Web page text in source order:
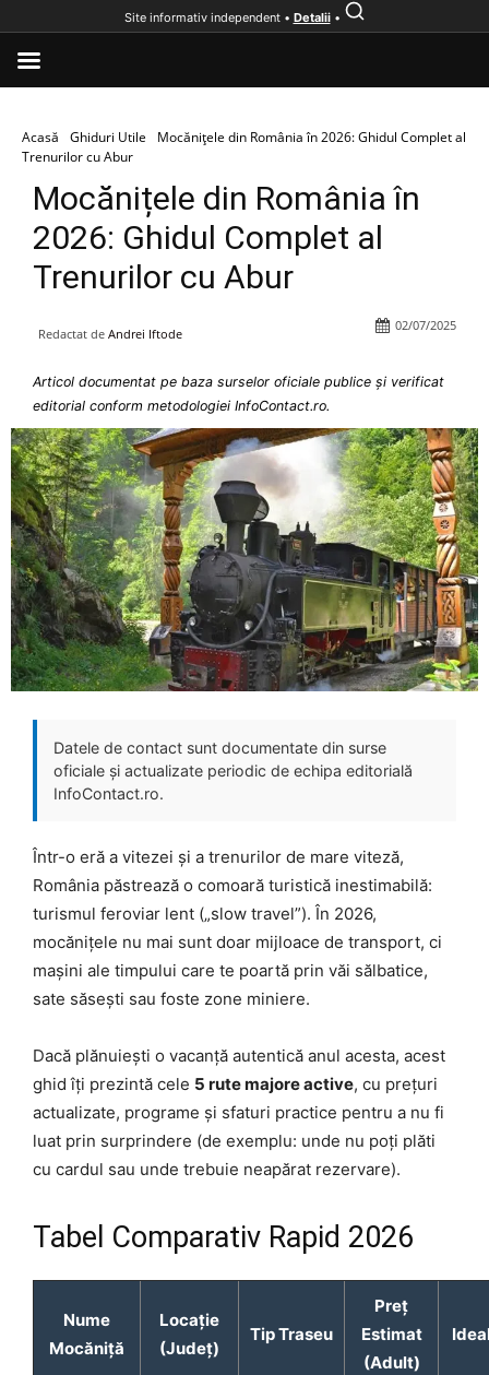
Acasă Ghiduri Utile
Mocănițele din România în 2026: Ghidul Complet al
Trenurilor cu Abur
Mocănițele din România în
2026: Ghidul Complet al
Trenurilor cu Abur
Redactat de Andrei Iftode
02/07/2025
Articol documentat pe baza surselor oficiale publice și verificat
editorial conform metodologiei InfoContact.ro.
Datele de contact sunt documentate din surse
oficiale și actualizate periodic de echipa editorială
InfoContact.ro.
Într-o eră a vitezei și a trenurilor de mare viteză,
România păstrează o comoară turistică inestimabilă:
turismul feroviar lent („slow travel”). În 2026,
mocănițele nu mai sunt doar mijloace de transport, ci
mașini ale timpului care te poartă prin văi sălbatice,
sate săsești sau foste zone miniere.
Dacă plănuiești o vacanță autentică anul acesta, acest
ghid îți prezintă cele 5 rute majore active, cu prețuri
actualizate, programe și sfaturi practice pentru a nu fi
luat prin surprindere (de exemplu: unde nu poți plăti
cu cardul sau unde trebuie neapărat rezervare).
Tabel Comparativ Rapid 2026
Nume
Mocăniță
Locație
(Județ)
Tip Traseu
Preț
Estimat
(Adult)
Site informativ independent • Detalii•